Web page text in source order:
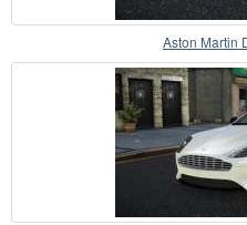
Aston Martin